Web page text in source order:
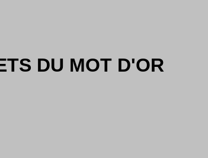
DU MOT D'OR